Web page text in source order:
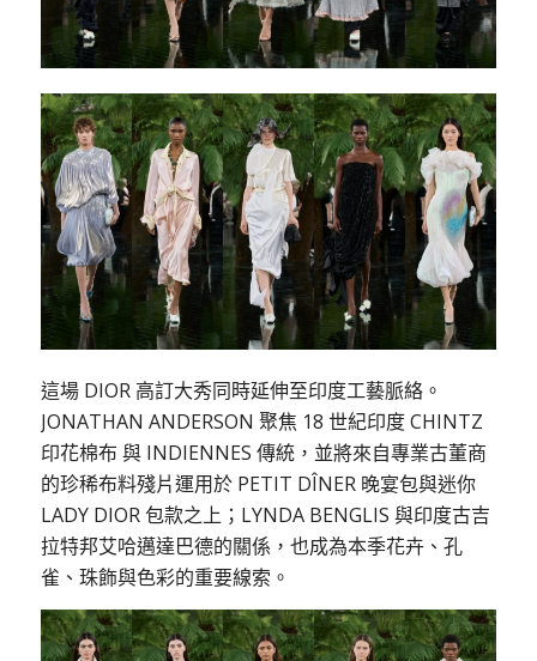
這場 DIOR 高訂大秀同時延伸至印度工藝脈絡。
JONATHAN ANDERSON 聚焦 18 世紀印度 CHINTZ
印花棉布 與 INDIENNES 傳統，並將來自專業古董商
的珍稀布料殘片運用於 PETIT DÎNER 晚宴包與迷你
LADY DIOR 包款之上；LYNDA BENGLIS 與印度古吉
拉特邦艾哈邁達巴德的關係，也成為本季花卉、孔
雀、珠飾與色彩的重要線索。